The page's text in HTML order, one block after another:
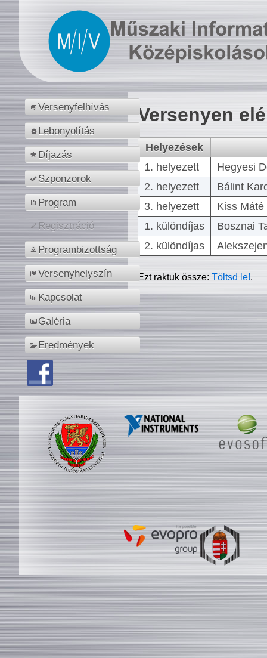
Versenyfelhívás
Lebonyolítás
Díjazás
Szponzorok
Program
Regisztráció
Programbizottság
Versenyhelyszín
Kapcsolat
Galéria
Eredmények
Versenyen
Helyezések
1. helyezett
Hegyesi
2. helyezett
Bálint
3. helyezett
Kiss
1. különdíjas
Bosznai
2. különdíjas
Ezt raktuk össze:Töltsd le!.